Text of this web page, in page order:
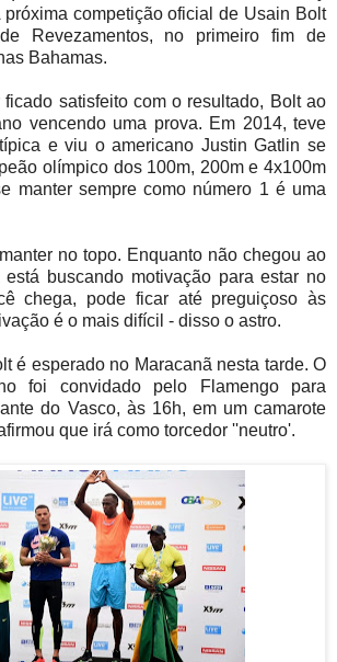
próxima competição oficial de Usain Bolt
Revezamentos, no primeiro fim de
Bahamas.
satisfeito com o resultado, Bolt ao
vencendo uma prova. Em 2014, teve
e viu o americano Justin Gatlin se
olímpico dos 100m, 200m e 4x100m
manter sempre como número 1 é uma
no topo. Enquanto não chegou ao
está buscando motivação para estar no
chega, pode ficar até preguiçoso às
é o mais difícil - disso o astro.
é esperado no Maracanã nesta tarde. O
foi convidado pelo Flamengo para
do Vasco, às 16h, em um camarote
que irá como torcedor ''neutro'.